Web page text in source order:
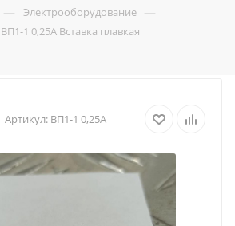
— Электрооборудование —
ВП1-1 0,25А Вставка плавкая
Артикул: ВП1-1 0,25А